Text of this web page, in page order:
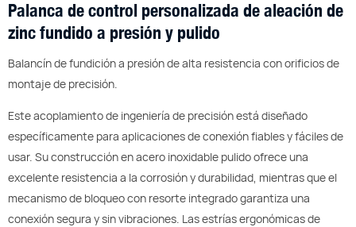
Palanca de control personalizada de aleación de
zinc fundido a presión y pulido
Balancín de fundición a presión de alta resistencia con orificios de
montaje de precisión.
Este acoplamiento de ingeniería de precisión está diseñado
específicamente para aplicaciones de conexión fiables y fáciles de
usar. Su construcción en acero inoxidable pulido ofrece una
excelente resistencia a la corrosión y durabilidad, mientras que el
mecanismo de bloqueo con resorte integrado garantiza una
conexión segura y sin vibraciones. Las estrías ergonómicas de